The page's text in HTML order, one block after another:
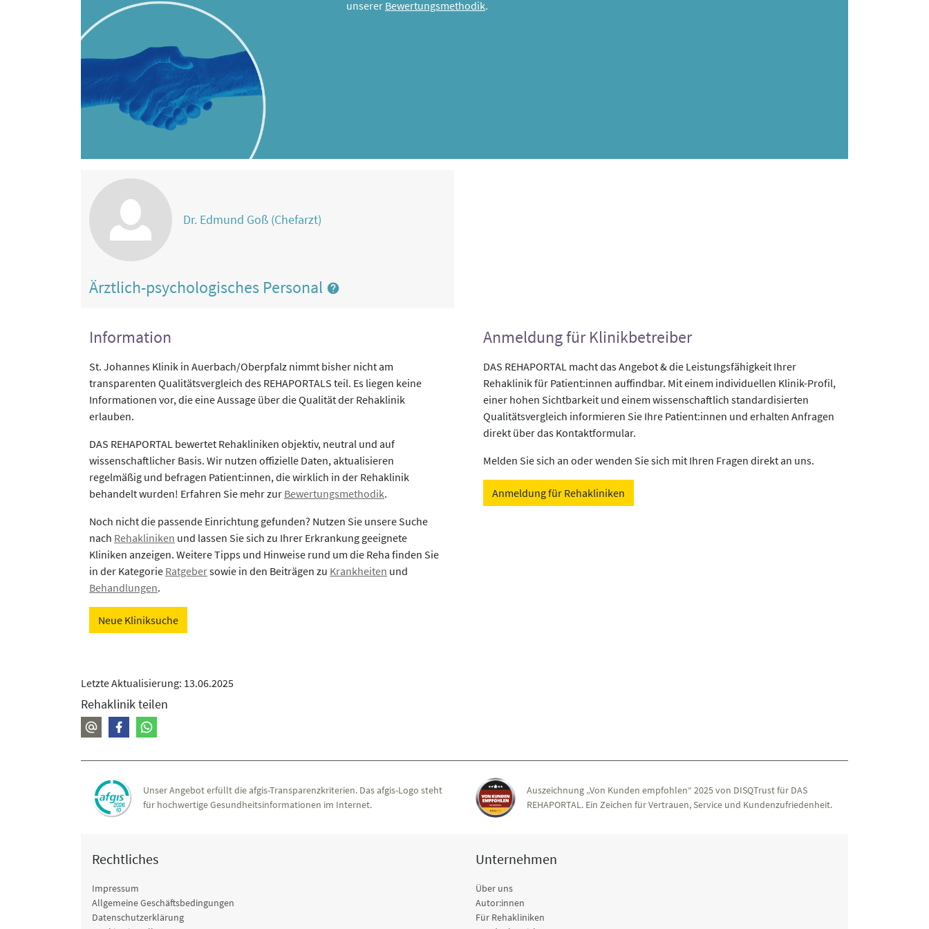
unserer Bewertungsmethodik.
Dr. Edmund Goß (Chefarzt)
Ärztlich-psychologisches Personal
Information
St. Johannes Klinik in Auerbach/Oberpfalz nimmt bisher nicht am
transparenten Qualitätsvergleich des REHAPORTALS teil. Es liegen keine
Informationen vor, die eine Aussage über die Qualität der Rehaklinik
erlauben.
DAS REHAPORTAL bewertet Rehakliniken objektiv, neutral und auf
wissenschaftlicher Basis. Wir nutzen offizielle Daten, aktualisieren
regelmäßig und befragen Patient:innen, die wirklich in der Rehaklinik
behandelt wurden! Erfahren Sie mehr zur Bewertungsmethodik.
Noch nicht die passende Einrichtung gefunden? Nutzen Sie unsere Suche
nach Rehakliniken und lassen Sie sich zu Ihrer Erkrankung geeignete
Kliniken anzeigen. Weitere Tipps und Hinweise rund um die Reha finden Sie
in der Kategorie Ratgebersowie in den Beiträgen zu Krankheiten und
Behandlungen.
Neue Kliniksuche
Anmeldung für Klinikbetreiber
DAS REHAPORTAL macht das Angebot & die Leistungsfähigkeit Ihrer
Rehaklinik für Patient:innen auffindbar. Mit einem individuellen Klinik-Profil,
einer hohen Sichtbarkeit und einem wissenschaftlich standardisierten
Qualitätsvergleich informieren Sie Ihre Patient:innen und erhalten Anfragen
direkt über das Kontaktformular.
Melden Sie sich an oder wenden Sie sich mit Ihren Fragen direkt an uns.
Anmeldung für Rehakliniken
Letzte Aktualisierung: 13.06.2025
Rehaklinik teilen
Unser Angebot erfüllt die afgis-Transparenzkriterien. Das afgis-Logo steht
für hochwertige Gesundheitsinformationen im Internet.
Auszeichnung „Von Kunden empfohlen“ 2025 von DISQTrust für DAS
REHAPORTAL. Ein Zeichen für Vertrauen, Service und Kundenzufriedenheit.
Rechtliches
Impressum
Allgemeine Geschäftsbedingungen
Datenschutzerklärung
Unternehmen
Über uns
Autor:innen
Für Rehakliniken